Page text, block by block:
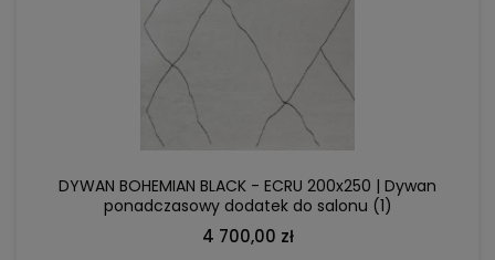
DYWAN BOHEMIAN BLACK - ECRU 200x250 | Dywan
ponadczasowy dodatek do salonu (1)
4 700,00 zł
DO KOSZYKA